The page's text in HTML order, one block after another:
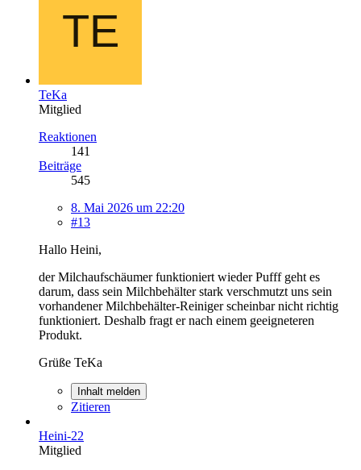
TeKa
Mitglied
Reaktionen
141
Beiträge
545
8. Mai 2026 um 22:20
#13
Hallo Heini,
der Milchaufschäumer funktioniert wieder Pufff geht es
darum, dass sein Milchbehälter stark verschmutzt uns sein
vorhandener Milchbehälter-Reiniger scheinbar nicht richtig
funktioniert. Deshalb fragt er nach einem geeigneteren
Produkt.
Grüße TeKa
Inhalt melden
Zitieren
Heini-22
Mitglied